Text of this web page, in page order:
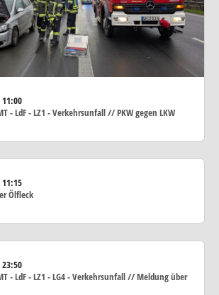
- LdF - LZ1 - Verkehrsunfall // PKW gegen LKW
Ölfleck
- LdF - LZ1 - LG4 - Verkehrsunfall // Meldung über